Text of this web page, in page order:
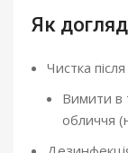
Як
Чистка
Вимити в
обличчя